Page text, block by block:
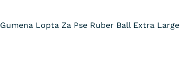
Gumena Lopta Za Pse Ruber Ball Extra Large